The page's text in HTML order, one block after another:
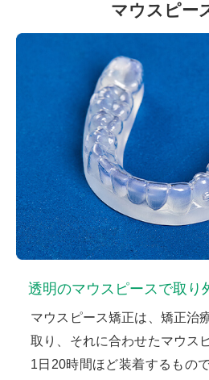
マウスピー
透明のマウスピースで取り
マウスピース矯正は、矯正治
取り、それに合わせたマウス
1日20時間ほど装着するもの